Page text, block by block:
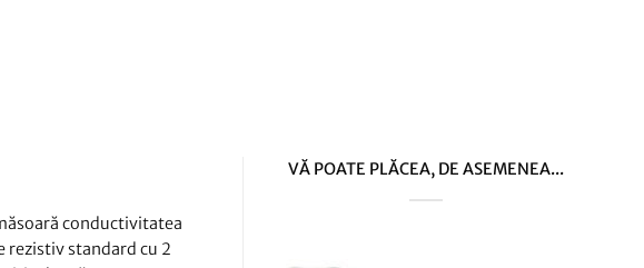
conductivitatea
rezistiv standard cu 2
VĂ POATE PLĂCEA, DE ASEMENEA...